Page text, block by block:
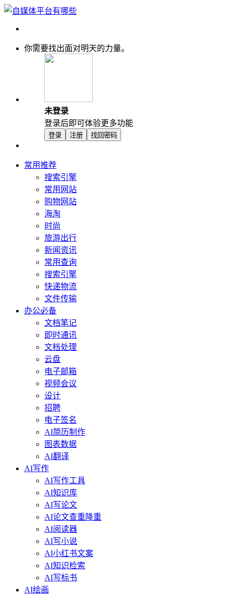
你需要找出面对明天的力量。
未登录
登录后即可体验更多功能
登录 注册 找回密码
常用推荐
搜索引擎
常用网站
购物网站
海淘
时尚
旅游出行
新闻资讯
常用查询
搜索引擎
快递物流
文件传输
办公必备
文档笔记
即时通讯
文档处理
云盘
电子邮箱
视频会议
设计
招聘
电子签名
AI简历制作
图表数据
AI翻译
AI写作
AI写作工具
AI知识库
AI写论文
AI论文查重降重
AI阅读器
AI写小说
AI小红书文案
AI知识检索
AI写标书
AI绘画